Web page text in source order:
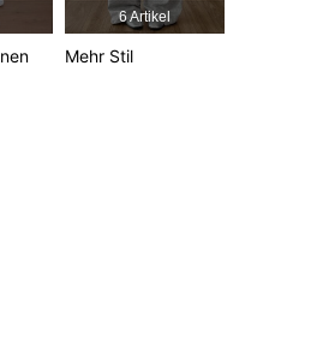
Größe: Petite XS
6 Artikel
Mehr Stil